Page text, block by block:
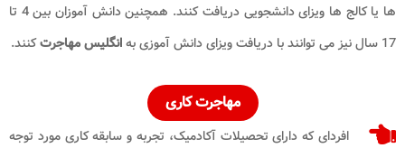
ها یا کالج ها ویزای دانشجویی دریافت کنند. همچنین دانش آموزان بین 4 تا
17 سال نیز می توانند با دریافت ویزای دانش آموزی به
انگلیسمهاجرتکنند.
مهاجرتکاری
افردای که دارای تحصیلات آکادمیک، تجربه و سابقه کاری مورد توجه